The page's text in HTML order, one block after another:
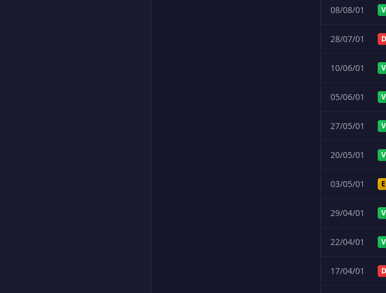
08/08/01 V
28/07/01 D
10/06/01 V
05/06/01 V
27/05/01 V
20/05/01 V
03/05/01 E
29/04/01 V
22/04/01 V
17/04/01 D